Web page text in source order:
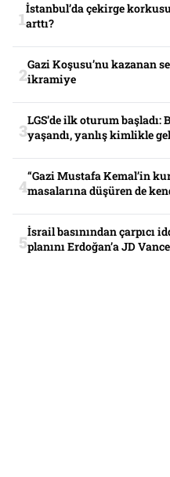
İstanbul’da çekirge
arttı?
Gazi Koşusu’nu kazanan
ikramiye
LGS’de ilk oturum
yaşandı, yanlış kimlikle
“Gazi Mustafa Kemal’in
masalarına düşüren de
İsrail basınından çarpıcı
planını Erdoğan’a JD